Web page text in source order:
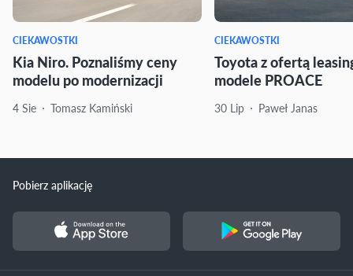
CIEKAWOSTKI
Kia Niro. Poznaliśmy ceny
modelu po modernizacji
4 Sie Tomasz Kamiński
CIEKAWOSTKI
Toyota z ofertą
modele PROACE
30 Lip Paweł Janas
Pobierz aplikację